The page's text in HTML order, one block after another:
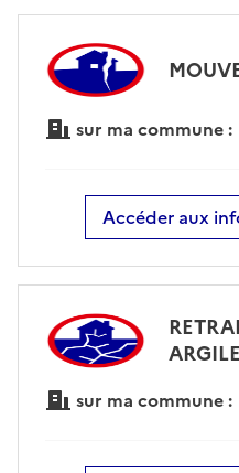
sur ma commune :
Accéder aux
sur ma commune :